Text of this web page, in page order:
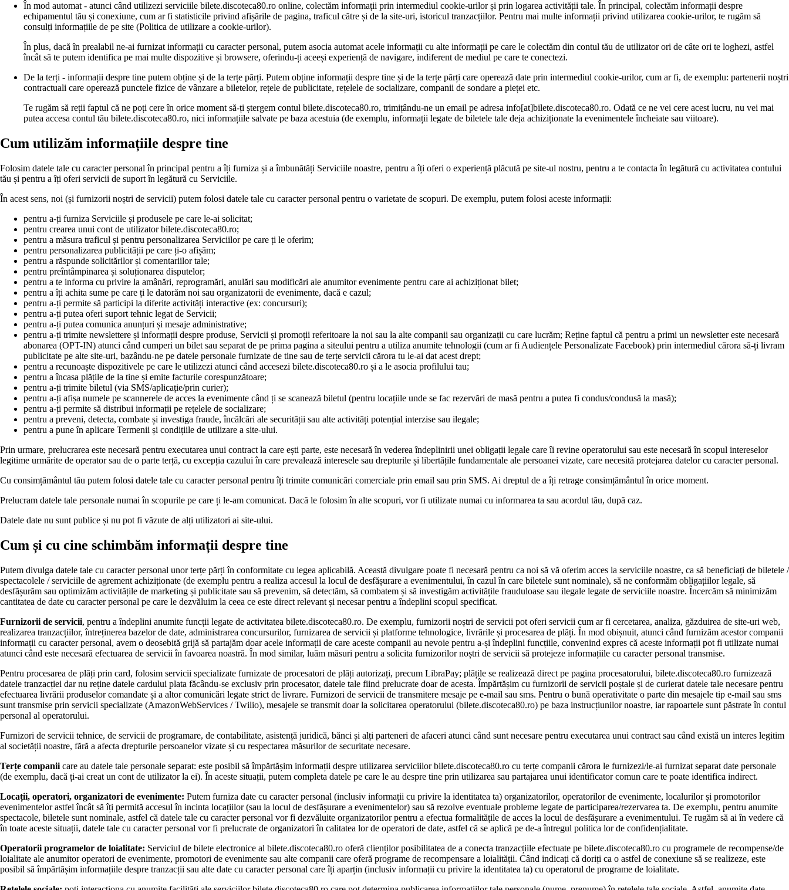
În mod automat - atunci când utilizezi serviciile bilete.discoteca80.ro online, colectăm informații prin intermediul cookie-urilor și prin logarea activității tale. În principal, colectăm informații despre
echipamentul tău și conexiune, cum ar fi statisticile privind afișările de pagina, traficul către și de la site-uri, istoricul tranzacțiilor. Pentru mai multe informații privind utilizarea cookie-urilor, te rugăm să
consulți informațiile de pe site (Politica de utilizare a cookie-urilor).
În plus, dacă în prealabil ne-ai furnizat informații cu caracter personal, putem asocia automat acele informații cu alte informații pe care le colectăm din contul tău de utilizator ori de câte ori te loghezi, astfel
încât să te putem identifica pe mai multe dispozitive și browsere, oferindu-ți aceeși experiență de navigare, indiferent de mediul pe care te conectezi.
De la terți - informații despre tine putem obține și de la terțe părți. Putem obține informații despre tine și de la terțe părți care operează date prin intermediul cookie-urilor, cum ar fi, de exemplu: partenerii noștri
contractuali care operează punctele fizice de vânzare a biletelor, rețele de publicitate, rețelele de socializare, companii de sondare a pieței etc.
Te rugăm să reții faptul că ne poți cere în orice moment să-ți ștergem contul bilete.discoteca80.ro, trimițându-ne un email pe adresa info[at]bilete.discoteca80.ro. Odată ce ne vei cere acest lucru, nu vei mai
putea accesa contul tău bilete.discoteca80.ro, nici informațiile salvate pe baza acestuia (de exemplu, informații legate de biletele tale deja achiziționate la evenimentele încheiate sau viitoare).
Cum utilizăm informațiile despre tine
Folosim datele tale cu caracter personal în principal pentru a îți furniza și a îmbunătăți Serviciile noastre, pentru a îți oferi o experiență plăcută pe site-ul nostru, pentru a te contacta în legătură cu activitatea contului
tău și pentru a îți oferi servicii de suport în legătură cu Serviciile.
În acest sens, noi (și furnizorii noștri de servicii) putem folosi datele tale cu caracter personal pentru o varietate de scopuri. De exemplu, putem folosi aceste informații:
pentru a-ți furniza Serviciile și produsele pe care le-ai solicitat;
pentru crearea unui cont de utilizator bilete.discoteca80.ro;
pentru a măsura traficul și pentru personalizarea Serviciilor pe care ți le oferim;
pentru personalizarea publicității pe care ți-o afișăm;
pentru a răspunde solicitărilor și comentariilor tale;
pentru preîntâmpinarea și soluționarea disputelor;
pentru a te informa cu privire la amânări, reprogramări, anulări sau modificări ale anumitor evenimente pentru care ai achiziționat bilet;
pentru a îți achita sume pe care ți le datorăm noi sau organizatorii de evenimente, dacă e cazul;
pentru a-ți permite să participi la diferite activități interactive (ex: concursuri);
pentru a-ți putea oferi suport tehnic legat de Servicii;
pentru a-ți putea comunica anunțuri și mesaje administrative;
pentru a-ți trimite newslettere și informații despre produse, Servicii și promoții referitoare la noi sau la alte companii sau organizații cu care lucrăm; Reține faptul că pentru a primi un newsletter este necesară
abonarea (OPT-IN) atunci când cumperi un bilet sau separat de pe prima pagina a siteului pentru a utiliza anumite tehnologii (cum ar fi Audiențele Personalizate Facebook) prin intermediul cărora să-ți livram
publicitate pe alte site-uri, bazându-ne pe datele personale furnizate de tine sau de terțe servicii cărora tu le-ai dat acest drept;
pentru a recunoaște dispozitivele pe care le utilizezi atunci când accesezi bilete.discoteca80.ro și a le asocia profilului tau;
pentru a încasa plățile de la tine și emite facturile corespunzătoare;
pentru a-ți trimite biletul (via SMS/aplicație/prin curier);
pentru a-ți afișa numele pe scannerele de acces la evenimente când ți se scanează biletul (pentru locațiile unde se fac rezervări de masă pentru a putea fi condus/condusă la masă);
pentru a-ți permite să distribui informații pe rețelele de socializare;
pentru a preveni, detecta, combate și investiga fraude, încălcări ale securității sau alte activități potențial interzise sau ilegale;
pentru a pune în aplicare Termenii și condițiile de utilizare a site-ului.
Prin urmare, prelucrarea este necesară pentru executarea unui contract la care ești parte, este necesară în vederea îndeplinirii unei obligații legale care îi revine operatorului sau este necesară în scopul intereselor
legitime urmărite de operator sau de o parte terță, cu excepția cazului în care prevalează interesele sau drepturile și libertățile fundamentale ale persoanei vizate, care necesită protejarea datelor cu caracter personal.
Cu consimțământul tău putem folosi datele tale cu caracter personal pentru îți trimite comunicări comerciale prin email sau prin SMS. Ai dreptul de a îți retrage consimțământul în orice moment.
Prelucram datele tale personale numai în scopurile pe care ți le-am comunicat. Dacă le folosim în alte scopuri, vor fi utilizate numai cu informarea ta sau acordul tău, după caz.
Datele date nu sunt publice și nu pot fi văzute de alți utilizatori ai site-ului.
Cum și cu cine schimbăm informații despre tine
Putem divulga datele tale cu caracter personal unor terțe părți în conformitate cu legea aplicabilă. Această divulgare poate fi necesară pentru ca noi să vă oferim acces la serviciile noastre, ca să beneficiați de biletele /
spectacolele / serviciile de agrement achiziționate (de exemplu pentru a realiza accesul la locul de desfășurare a evenimentului, în cazul în care biletele sunt nominale), să ne conformăm obligațiilor legale, să
desfășurăm sau optimizăm activitățile de marketing și publicitate sau să prevenim, să detectăm, să combatem și să investigăm activitățile frauduloase sau ilegale legate de serviciile noastre. Încercăm să minimizăm
cantitatea de date cu caracter personal pe care le dezvăluim la ceea ce este direct relevant și necesar pentru a îndeplini scopul specificat.
Furnizorii de servicii, pentru a îndeplini anumite funcții legate de activitatea bilete.discoteca80.ro. De exemplu, furnizorii noștri de servicii pot oferi servicii cum ar fi cercetarea, analiza, găzduirea de site-uri web,
realizarea tranzacțiilor, întreținerea bazelor de date, administrarea concursurilor, furnizarea de servicii și platforme tehnologice, livrările și procesarea de plăți. În mod obișnuit, atunci când furnizăm acestor companii
informații cu caracter personal, avem o deosebită grijă să partajăm doar acele informații de care aceste companii au nevoie pentru a-și îndeplini funcțiile, convenind expres că aceste informații pot fi utilizate numai
atunci când este necesară efectuarea de servicii în favoarea noastră. În mod similar, luăm măsuri pentru a solicita furnizorilor noștri de servicii să protejeze informațiile cu caracter personal transmise.
Pentru procesarea de plăți prin card, folosim servicii specializate furnizate de procesatori de plăți autorizați, precum LibraPay; plățile se realizează direct pe pagina procesatorului, bilete.discoteca80.ro furnizează
datele tranzacției dar nu reține datele cardului plata făcându-se exclusiv prin procesator, datele tale fiind prelucrate doar de acesta. Împărtășim cu furnizorii de servicii poștale și de curierat datele tale necesare pentru
efectuarea livrării produselor comandate și a altor comunicări legate strict de livrare. Furnizori de servicii de transmitere mesaje pe e-mail sau sms. Pentru o bună operativitate o parte din mesajele tip e-mail sau sms
sunt transmise prin servicii specializate (AmazonWebServices / Twilio), mesajele se transmit doar la solicitarea operatorului (bilete.discoteca80.ro) pe baza instrucțiunilor noastre, iar rapoartele sunt păstrate în contul
personal al operatorului.
Furnizori de servicii tehnice, de servicii de programare, de contabilitate, asistență juridică, bănci și alți parteneri de afaceri atunci când sunt necesare pentru executarea unui contract sau când există un interes legitim
al societății noastre, fără a afecta drepturile persoanelor vizate și cu respectarea măsurilor de securitate necesare.
Terțe companii care au datele tale personale separat: este posibil să împărtășim informații despre utilizarea serviciilor bilete.discoteca80.ro cu terțe companii cărora le furnizezi/le-ai furnizat separat date personale
(de exemplu, dacă ți-ai creat un cont de utilizator la ei). În aceste situații, putem completa datele pe care le au despre tine prin utilizarea sau partajarea unui identificator comun care te poate identifica indirect.
Locații, operatori, organizatori de evenimente: Putem furniza date cu caracter personal (inclusiv informații cu privire la identitatea ta) organizatorilor, operatorilor de evenimente, localurilor și promotorilor
evenimentelor astfel încât să îți permită accesul în incinta locațiilor (sau la locul de desfășurare a evenimentelor) sau să rezolve eventuale probleme legate de participarea/rezervarea ta. De exemplu, pentru anumite
spectacole, biletele sunt nominale, astfel că datele tale cu caracter personal vor fi dezvăluite organizatorilor pentru a efectua formalitățile de acces la locul de desfășurare a evenimentului. Te rugăm să ai în vedere că
în toate aceste situații, datele tale cu caracter personal vor fi prelucrate de organizatori în calitatea lor de operatori de date, astfel că se aplică pe de-a întregul politica lor de confidențialitate.
Operatorii programelor de loialitate: Serviciul de bilete electronice al bilete.discoteca80.ro oferă clienților posibilitatea de a conecta tranzacțiile efectuate pe bilete.discoteca80.ro cu programele de recompense/de
loialitate ale anumitor operatori de evenimente, promotori de evenimente sau alte companii care oferă programe de recompensare a loialității. Când indicați că doriți ca o astfel de conexiune să se realizeze, este
posibil să împărtășim informațiile despre tranzacții sau alte date cu caracter personal care îți aparțin (inclusiv informații cu privire la identitatea ta) cu operatorul de programe de loialitate.